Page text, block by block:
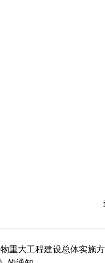
重大工程建设总体实施